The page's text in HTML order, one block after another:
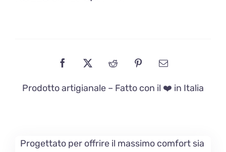
Prodotto artigianale – Fatto con il ❤️ in Italia
Progettato per offrire il massimo comfort sia